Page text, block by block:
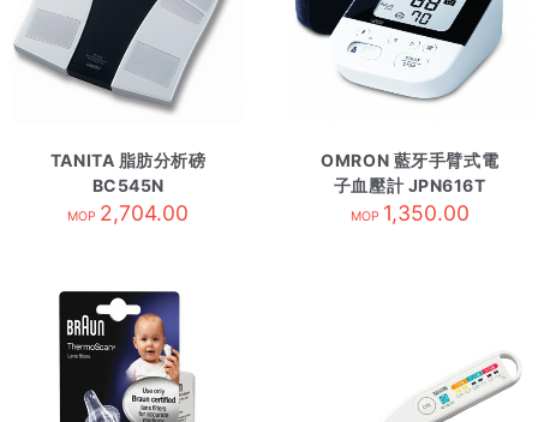
TANITA 脂肪分析磅
BC545N
MOP 2,704.00
OMRON 藍牙手臂式電
子血壓計 JPN616T
MOP 1,350.00